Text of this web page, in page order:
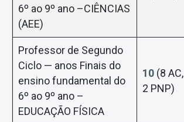
6º ao 9º ano –CIÊNCIAS
(AEE)
Professor de Segundo
Ciclo — anos Finais do
ensino fundamental do
6º ao 9º ano –
EDUCAÇÃO FÍSICA
10 (8 AC,
2 PNP)